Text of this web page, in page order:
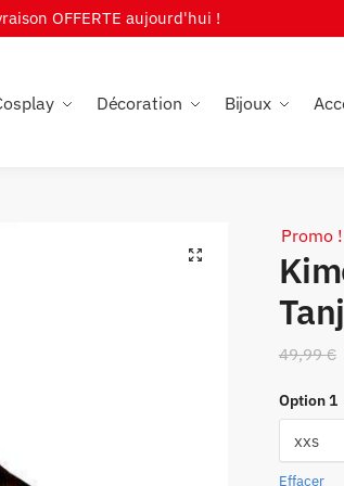
OFFERTE aujourd'hui !
Décoration Bijoux
🔍
Promo !
49,99€
Option 1
Effacer